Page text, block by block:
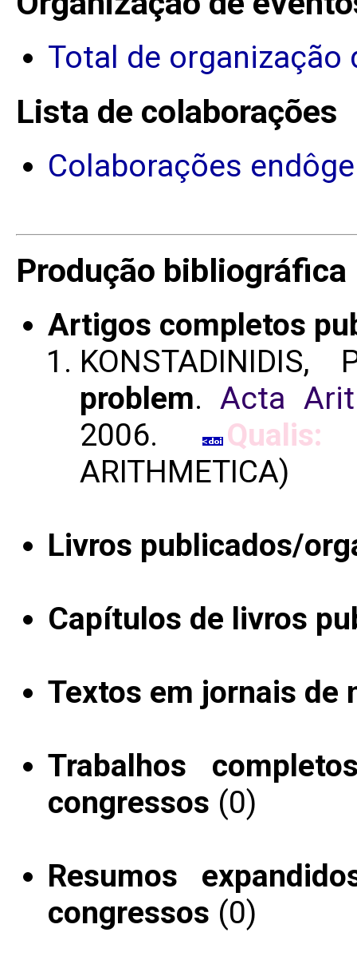
Total de organização
Lista de colaborações
Colaborações
Produção bibliográfica
Artigos completos
problem.Acta
2006.
Qualis:
ARITHMETICA)
Livros publicados/
Capítulos de livros
Textos em jornais
Trabalhos
congressos (0)
Resumos
congressos (0)